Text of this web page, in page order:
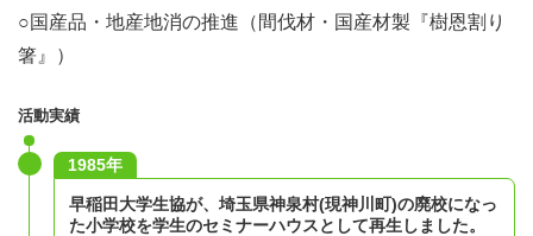
○国産品・地産地消の推進（間伐材・国産材製『樹恩割り
箸』）
活動実績
1985年
早稲田大学生協が、埼玉県神泉村(現神川町)の廃校になっ
た小学校を学生のセミナーハウスとして再生しました。